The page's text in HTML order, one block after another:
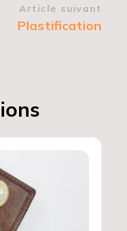
Article suivant
Plastification